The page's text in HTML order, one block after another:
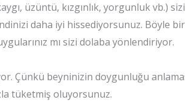
üzüntü, kızgınlık, yorgunluk vb.) sizi
daha iyi hissediyorsunuz. Böyle
mı sizi dolaba yönlendiriyor.
Çünkü beyninizin doygunluğu
tüketmiş oluyorsunuz.